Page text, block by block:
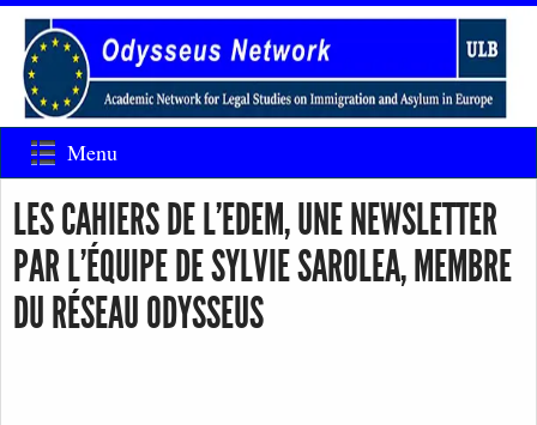
Menu
LES CAHIERS DE L’EDEM, UNE NEWSLETTER
PAR L’ÉQUIPE DE SYLVIE SAROLEA, MEMBRE
DU RÉSEAU ODYSSEUS